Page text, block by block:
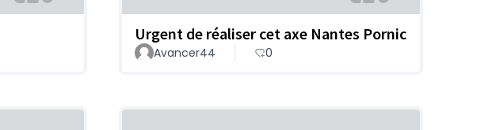
Urgent de réaliser cet axe Nantes Pornic
Avancer44 0